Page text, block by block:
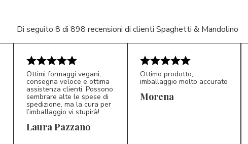
Di seguito 8 di 898 recensioni di clienti Spaghetti & Mandolino
LP 5/5
Ottimi formaggi vegani,
consegna veloce e ottima
assistenza clienti. Possono
sembrare alte le spese di
spedizione, ma la cura per
l’imballaggio vi stupirà!
Laura Pazzano
Ottimo prodotto,
imballaggio molto accurato
Morena